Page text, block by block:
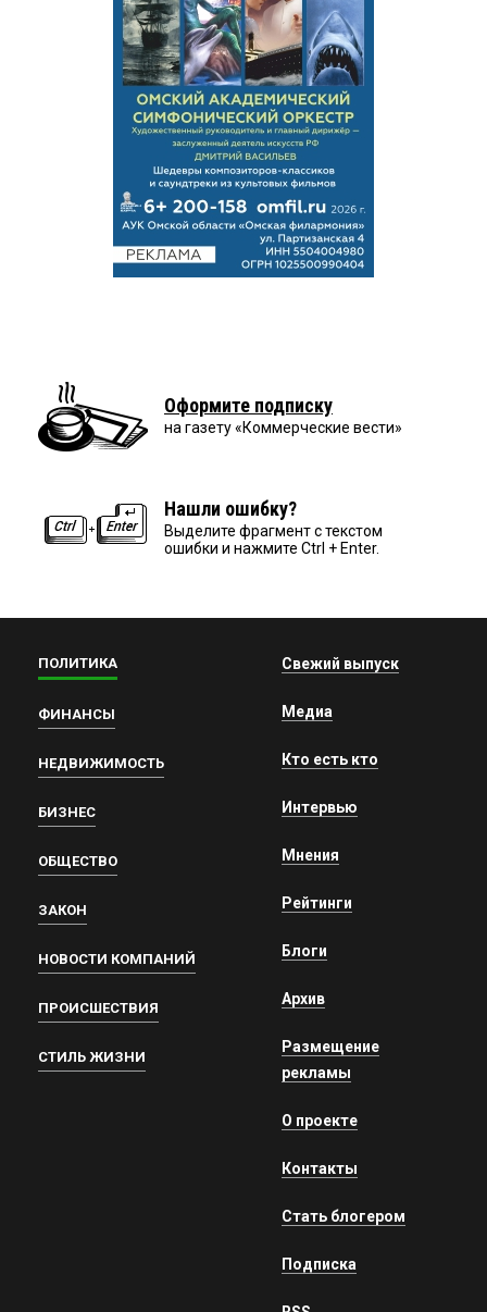
Оформите подписку
на газету «Коммерческие вести»
Нашли ошибку?
Выделите фрагмент с текстом
ошибки и нажмите Ctrl + Enter.
ПОЛИТИКА
ФИНАНСЫ
НЕДВИЖИМОСТЬ
БИЗНЕС
ОБЩЕСТВО
ЗАКОН
НОВОСТИ КОМПАНИЙ
ПРОИСШЕСТВИЯ
СТИЛЬ ЖИЗНИ
Свежий выпуск
Медиа
Кто есть кто
Интервью
Мнения
Рейтинги
Блоги
Архив
Размещение
рекламы
О проекте
Контакты
Стать блогером
Подписка